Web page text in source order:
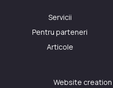
Servicii
Pentru parteneri
Articole
Website creation